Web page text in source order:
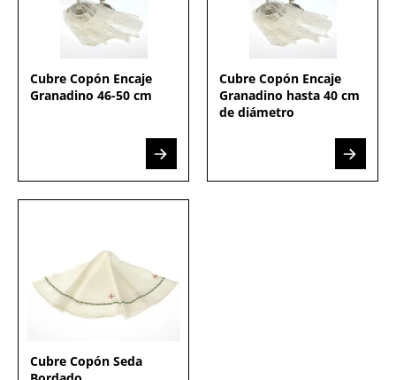
Cubre Copón Encaje
Granadino 46-50 cm
Cubre Copón Encaje
Granadino hasta 40 cm
de diámetro
Cubre Copón Seda